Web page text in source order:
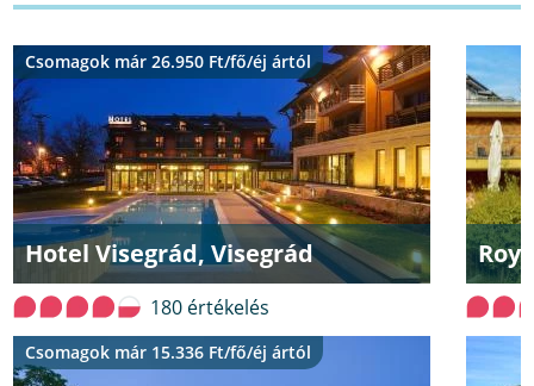
Hotel Visegrád, Visegrád
Csomagok már 26.950 Ft/fő/éj ártól
180 értékelés
Csomagok már 15.336 Ft/fő/éj ártól